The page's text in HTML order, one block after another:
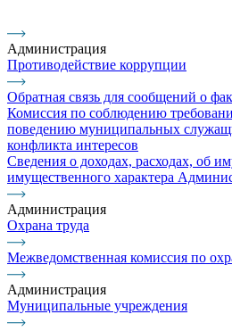
Администрация
Противодействие коррупции
Обратная связь для сообщений о
Комиссия по соблюдению
поведению муниципальных
конфликта интересов
Сведения о доходах, расходах, об
имущественного характера
Администрация
Охрана труда
Межведомственная комиссия по
Администрация
Муниципальные учреждения